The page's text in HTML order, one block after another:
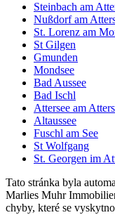
Steinbach am
Nußdorf am
St. Lorenz am
St Gilgen
Gmunden
Mondsee
Bad Aussee
Bad Ischl
Attersee am
Altaussee
Fuschl am See
St Wolfgang
St. Georgen im
Tato stránka byla
Marlies Muhr
chyby, které se